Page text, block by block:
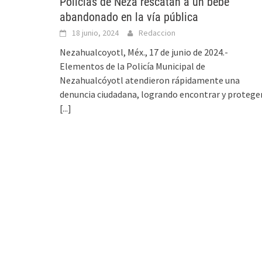
abandonado en la vía pública
18 junio, 2024 Redaccion
Nezahualcoyotl, Méx., 17 de junio de 2024.-
Elementos de la Policía Municipal de
Nezahualcóyotl atendieron rápidamente una
denuncia ciudadana, logrando encontrar y
[...]